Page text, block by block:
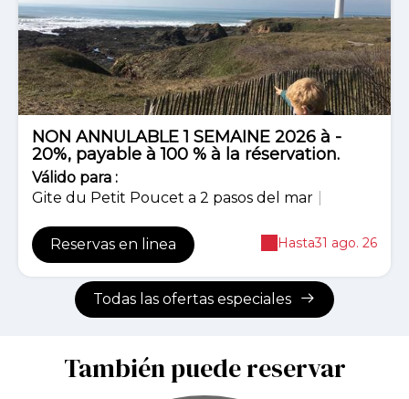
-20%
NON ANNULABLE 1 SEMAINE 2026 à -
20%, payable à 100 % à la réservation.
Válido para :
Gite du Petit Poucet a 2 pasos del mar
Reservas en linea Hasta31 ago. 26
Todas las ofertas especiales
También puede reservar